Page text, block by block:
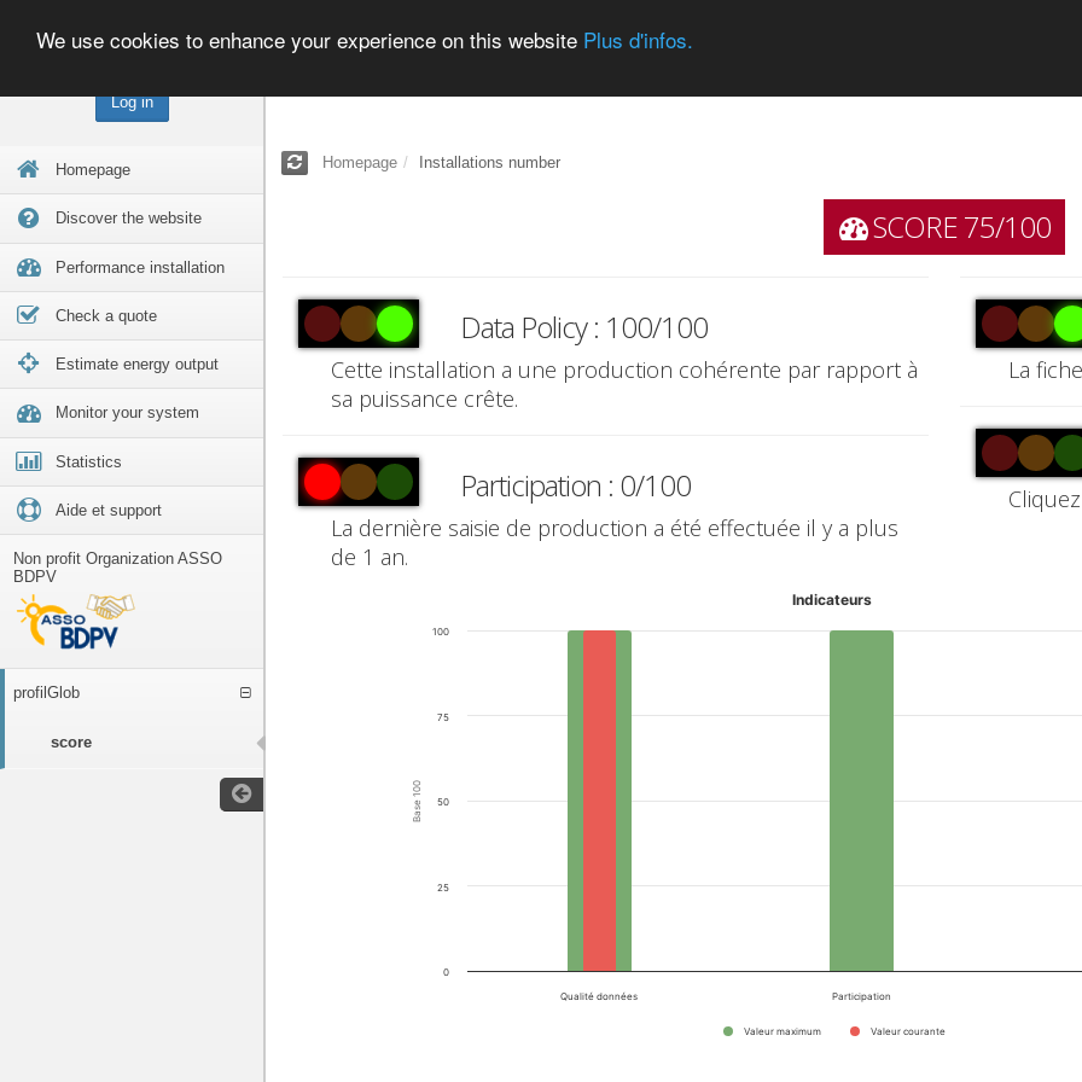
Log in
Homepage
Discover the website
Performance installation
Check a quote
Estimate energy output
Monitor your system
Statistics
Aide et support
Non profit Organization ASSO
BDPV
profilGlob
score
We use cookies to enhance your experience on this website Plus d'infos.
Homepage Installations number
SCORE 75/100
Data Policy : 100/100
Cette installation a une production cohérente par rapport à
sa puissance crête.
Participation : 0/100
La dernière saisie de production a été effectuée il y a plus
de 1 an.
La
Base 100
Indicateurs
Valeur maximum Valeur courante
Qualité données Participation
0
25
50
75
100